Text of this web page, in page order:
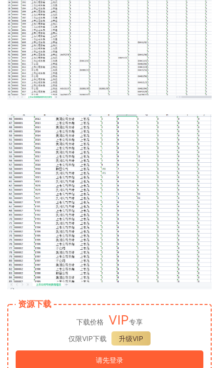
资源下载
下载价格 VIP专享
仅限VIP下载
升级VIP
请先登录